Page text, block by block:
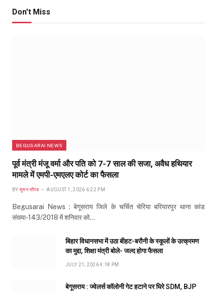
Don't Miss
BEGUSARAI NEWS
पूर्व मंत्री मंजू वर्मा और पति को 7-7 साल की सजा, अवैध हथियार
मामले में एमपी-एमएलए कोर्ट का फैसला
BY सुमन सौरब AUGUST 1, 2026 6:22 PM
Begusarai News : बेगूसराय जिले के चर्चित चेरिया बरियारपुर थाना कांड
संख्या-143/2018 में शनिवार को…
बिहार विधानसभा में उठा बीहट-बरौनी के स्कूलों के उत्क्रमण
का मुद्दा, शिक्षा मंत्री बोले- जल्द होगा फैसला
JULY 21, 2026 4:18 PM
बेगूसराय : ज्वेलर्स कॉलोनी गेट हटाने पर घिरे SDM, BJP